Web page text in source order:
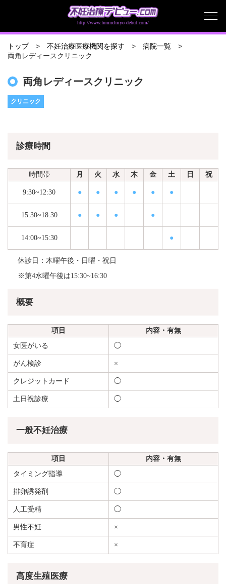
http://www.funinchiryo-debut.com/
トップ 不妊治療医療機関を探す 病院一覧
両角レディースクリニック
両角レディースクリニック
クリニック
診療時間
時間帯 月 火 水 木 金 土 日 祝
9:30~12:30 ● ● ● ● ● ●
15:30~18:30 ● ● ● ●
14:00~15:30 ●
休診日：木曜午後・日曜・祝日
※第4水曜午後は15:30~16:30
概要
項目
内容・有無
女医がいる
◯
がん検診 ×
クレジットカード ◯
土日祝診療 ◯
一般不妊治療
項目
内容・有無
タイミング指導
◯
排卵誘発剤 ◯
人工受精 ◯
男性不妊 ×
不育症 ×
高度生殖医療